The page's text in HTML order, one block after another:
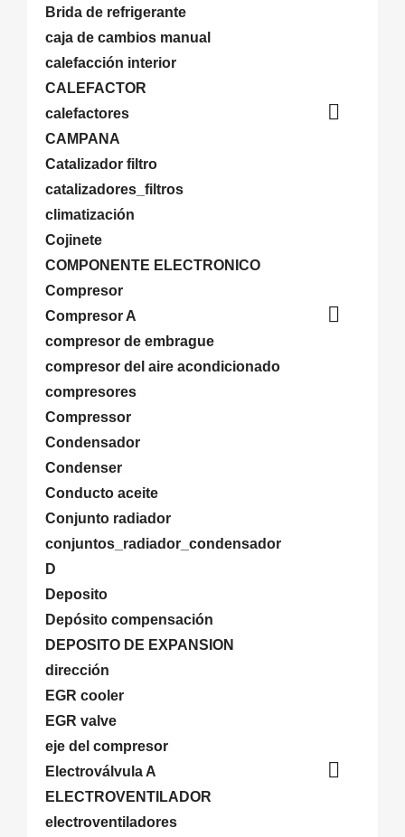
Brida de refrigerante
caja de cambios manual
calefacción interior
CALEFACTOR
calefactores

CAMPANA
Catalizador filtro
catalizadores_filtros
climatización
Cojinete
COMPONENTE ELECTRONICO
Compresor
Compresor A

compresor de embrague
compresor del aire acondicionado
compresores
Compressor
Condensador
Condenser
Conducto aceite
Conjunto radiador
conjuntos_radiador_condensador
D
Deposito
Depósito compensación
DEPOSITO DE EXPANSION
dirección
EGR cooler
EGR valve
eje del compresor
Electroválvula A

ELECTROVENTILADOR
electroventiladores